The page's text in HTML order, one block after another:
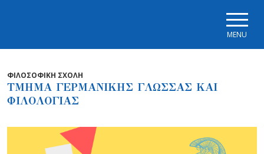
MENU
ΦΙΛΟΣΟΦΙΚΗ ΣΧΟΛΗ
ΤΜΗΜΑ ΓΕΡΜΑΝΙΚΗΣ ΓΛΩΣΣΑΣ ΚΑΙ
ΦΙΛΟΛΟΓΙΑΣ